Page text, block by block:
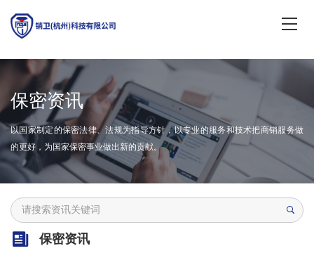
保密资讯
以国家制定的保密法律、法规为指导方针，以专业的服务和技术把商销服务做
的更好，为国家保密事业做出新的贡献。
保密资讯